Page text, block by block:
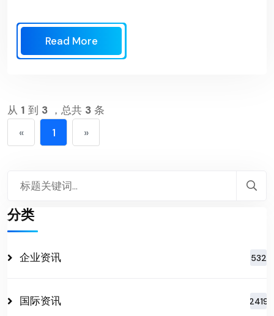
Read More
从 1 到 3 ，总共 3 条
« 1 »
分类
企业资讯 532
国际资讯 2419